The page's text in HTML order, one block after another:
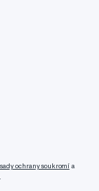
ochrany soukromí a